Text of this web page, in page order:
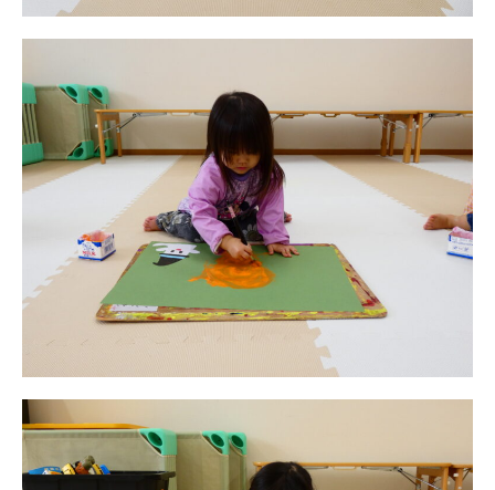
園の1⽇
預かり保育［ヒラソル ]
美⽊多チコス
美⽊多チコスについて
美⽊多チコスブログ
未就園児クラス
0歳親子登園［マカロンクラス ]
1歳・2歳親子登園［マリポサクラ
ス ]
2歳児ひとり登園［ゆず組 ]